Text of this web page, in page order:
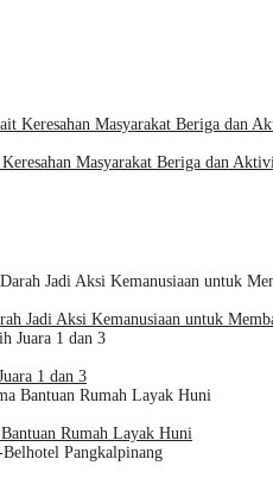
Masyarakat Beriga dan
Jadi Aksi Kemanusiaan untuk
1 dan 3
Rumah Layak Huni